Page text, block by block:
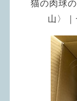
猫の肉球
山〉